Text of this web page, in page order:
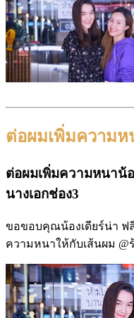
ต่อผมเพิ่มความห
ต่อผมเพิ่มความหนาน้
นางเอกช่อง3
ขอขอบคุณน้องเดียร์น่า ฟ
ความหนาให้กับเส้นผม